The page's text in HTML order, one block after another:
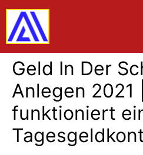
Geld In Der
Anlegen 2021
funktioniert